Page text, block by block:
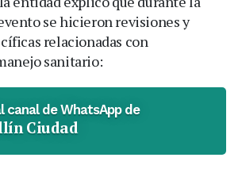
se hicieron revisiones y
relacionadas con
sanitario:
canal de WhatsApp de
Ciudad